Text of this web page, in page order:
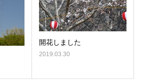
開花しました
2019.03.30